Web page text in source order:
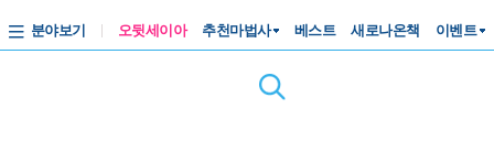
분야보기 오뒷세이아 추천마법사 베스트 새로나온책 이벤트